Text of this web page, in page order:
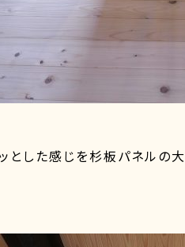
とした感じを杉板パネルの